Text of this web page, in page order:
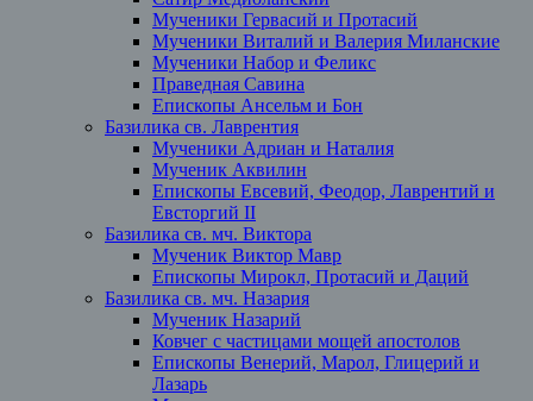
Мученики Гервасий и Протасий
Мученики Виталий и Валерия Миланские
Мученики Набор и Феликс
Праведная Савина
Епископы Ансельм и Бон
Базилика св. Лаврентия
Мученики Адриан и Наталия
Мученик Аквилин
Епископы Евсевий, Феодор, Лаврентий и
Евсторгий II
Базилика св. мч. Виктора
Мученик Виктор Мавр
Епископы Мирокл, Протасий и Даций
Базилика св. мч. Назария
Мученик Назарий
Ковчег с частицами мощей апостолов
Епископы Венерий, Марол, Глицерий и
Лазарь